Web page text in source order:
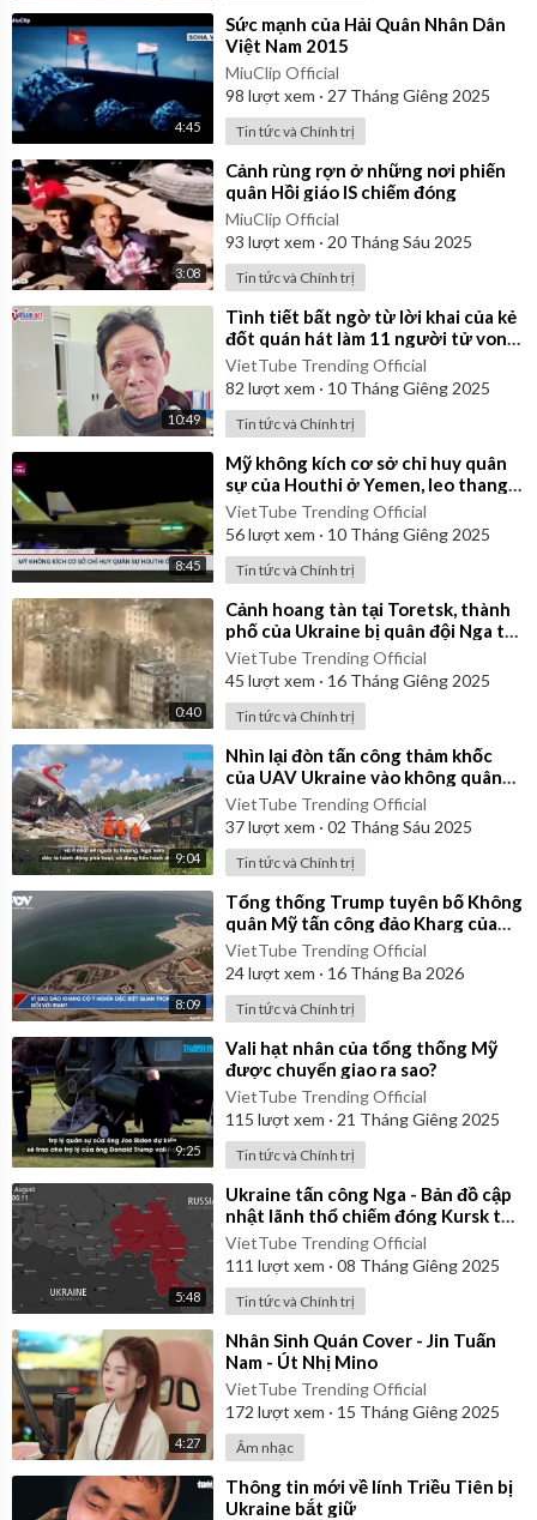
4:45
⁣Sức mạnh của Hải Quân Nhân Dân
Việt Nam 2015
MiuClip Official
98 lượt xem · 27 Tháng Giêng 2025
Tin tức và Chính trị
3:08
⁣Cảnh rùng rợn ở những nơi phiến
quân Hồi giáo IS chiếm đóng
MiuClip Official
93 lượt xem · 20 Tháng Sáu 2025
Tin tức và Chính trị
10:49
⁣Tình tiết bất ngờ từ lời khai của kẻ
đốt quán hát làm 11 người tử vong
ở Hà Nội
VietTube Trending Official
82 lượt xem · 10 Tháng Giêng 2025
Tin tức và Chính trị
8:45
⁣Mỹ không kích cơ sở chỉ huy quân
sự của Houthi ở Yemen, leo thang
căng thẳng ở Biển Đỏ
VietTube Trending Official
56lượt xem · 10 Tháng Giêng 2025
Tin tức và Chính trị
0:40
⁣Cảnh hoang tàn tại Toretsk, thành
phố của Ukraine bị quân đội Nga tàn
phá kinh hoàng
VietTube Trending Official
45 lượt xem · 16 Tháng Giêng 2025
Tin tức và Chính trị
9:04
⁣Nhìn lại đòn tấn công thảm khốc
của UAV Ukraine vào không quân
chiến lược Nga
VietTube Trending Official
37lượt xem · 02 Tháng Sáu 2025
Tin tức và Chính trị
8:09
⁣Tổng thống Trump tuyên bố Không
quân Mỹ tấn công đảo Kharg của
Iran
VietTube Trending Official
24lượt xem · 16 Tháng Ba 2026
Tin tức và Chính trị
9:25
⁣Vali hạt nhân của tổng thống Mỹ
được chuyển giao ra sao?
VietTube Trending Official
115 lượt xem · 21 Tháng Giêng 2025
Tin tức và Chính trị
5:48
⁣Ukraine tấn công Nga - Bản đồ cập
nhật lãnh thổ chiếm đóng Kursk từ
ngày 06/08/2024 đến 06/01/2025
VietTube Trending Official
111 lượt xem · 08 Tháng Giêng 2025
Tin tức và Chính trị
4:27
⁣Nhân Sinh Quán Cover - Jin Tuấn
Nam - Út Nhị Mino
VietTube Trending Official
172 lượt xem · 15 Tháng Giêng 2025
Âm nhạc
⁣Thông tin mới về lính Triều Tiên bị
Ukraine bắt giữ